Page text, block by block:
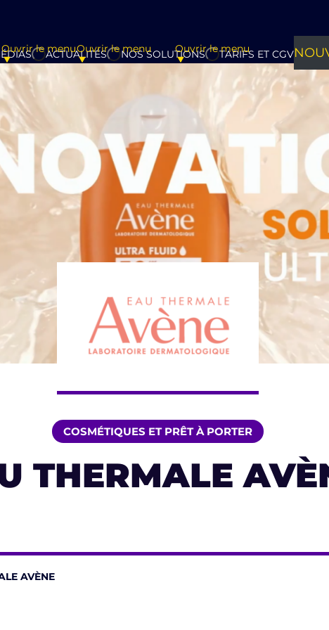
Ouvrir le menuACTUALITÉSOuvrir le menuNOS SOLUTIONSOuvrir le menuTARIFS ET CGV
COSMÉTIQUES ET PRÊT À PORTER
THERMALE
AVÈNE